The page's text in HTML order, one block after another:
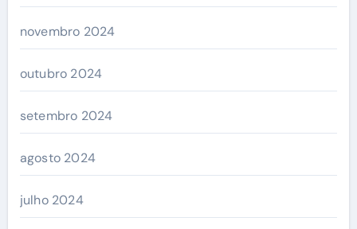
novembro 2024
outubro 2024
setembro 2024
agosto 2024
julho 2024